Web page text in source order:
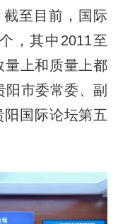
至目前，国际
，其中2011至
量上和质量上都
阳市委常委、副
国际论坛第五